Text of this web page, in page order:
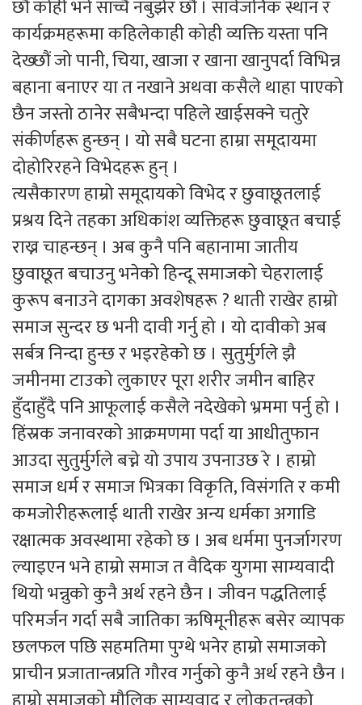
छौं कोही भने साँच्चै नबुझेर छौं । सार्वजनिक स्थान र
कार्यक्रमहरूमा कहिलेकाही कोही व्यक्ति यस्ता पनि
देख्छौं जो पानी, चिया, खाजा र खाना खानुपर्दा विभिन्न
बहाना बनाएर या त नखाने अथवा कसैले थाहा पाएको
छैन जस्तो ठानेर सबैभन्दा पहिले खाईसक्ने चतुरे
संकीर्णहरू हुन्छन् । यो सबै घटना हाम्रा समूदायमा
दोहोरिरहने विभेदहरू हुन् ।
त्यसैकारण हाम्रो समूदायको विभेद र छुवाछूतलाई
प्रश्रय दिने तहका अधिकांश व्यक्तिहरू छुवाछूत बचाई
राख्न चाहन्छन् । अब कुनै पनि बहानामा जातीय
छुवाछूत बचाउनु भनेको हिन्दू समाजको चेहरालाई
कुरूप बनाउने दागका अवशेषहरू ? थाती राखेर हाम्रो
समाज सुन्दर छ भनी दावी गर्नु हो । यो दावीको अब
सर्बत्र निन्दा हुन्छ र भइरहेको छ । सुतुर्मुर्गले झै
जमीनमा टाउको लुकाएर पूरा शरीर जमीन बाहिर
हुँदाहुँदै पनि आफूलाई कसैले नदेखेको भ्रममा पर्नु हो ।
हिंस्रक जनावरको आक्रमणमा पर्दा या आधीतुफान
आउदा सुतुर्मुर्गले बच्ने यो उपाय उपनाउछ रे । हाम्रो
समाज धर्म र समाज भित्रका विकृति, विसंगति र कमी
कमजोरीहरूलाई थाती राखेर अन्य धर्मका अगाडि
रक्षात्मक अवस्थामा रहेको छ । अब धर्ममा पुनर्जागरण
ल्याइएन भने हाम्रो समाज त वैदिक युगमा साम्यवादी
थियो भन्नुको कुनै अर्थ रहने छैन । जीवन पद्धतिलाई
परिमर्जन गर्दा सबै जातिका ऋषिमूनीहरू बसेर व्यापक
छलफल पछि सहमतिमा पुग्थे भनेर हाम्रो समाजको
प्राचीन प्रजातान्त्रप्रति गौरव गर्नुको कुनै अर्थ रहने छैन ।